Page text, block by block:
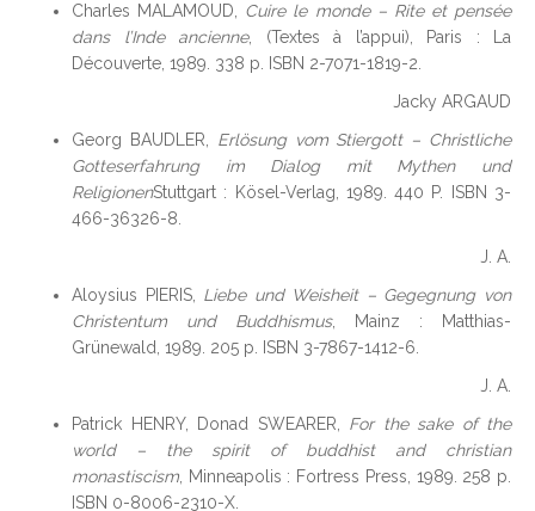
Charles MALAMOUD, Cuire le monde – Rite et pensée
dans l’Inde ancienne, (Textes à l’appui), Paris : La
Découverte, 1989. 338 p. ISBN 2-7071-1819-2.
Jacky ARGAUD
Georg BAUDLER, Erlösung vom Stiergott – Christliche
Gotteserfahrung im Dialog mit Mythen und
ReligionenStuttgart : Kösel-Verlag, 1989. 440 P. ISBN 3-
466-36326-8.
J. A.
Aloysius PIERIS, Liebe und Weisheit – Gegegnung von
Christentum und Buddhismus, Mainz : Matthias-
Grünewald, 1989. 205 p. ISBN 3-7867-1412-6.
J. A.
Patrick HENRY, Donad SWEARER, For the sake of the
world – the spirit of buddhist and christian
monastiscism , Minneapolis : Fortress Press, 1989. 258 p.
ISBN 0-8006-2310-X.